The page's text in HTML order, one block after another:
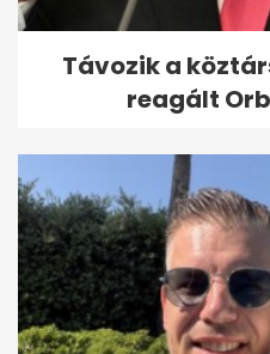
Távozik a
reagált